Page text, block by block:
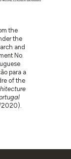
the
the
and
No.
para a
of the
2020).